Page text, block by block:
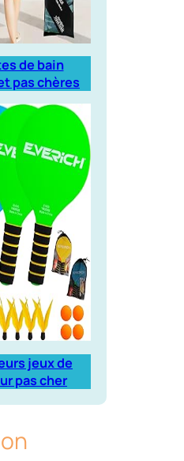
de bain
pas chères
jeux de
pas cher